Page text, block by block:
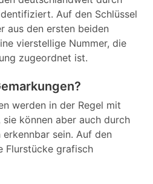
Auf den Schlüssel
aus den ersten beiden
vierstellige Nummer, die
zugeordnet ist.
werden in der Regel mit
können aber auch durch
sein. Auf den
Flurstücke grafisch